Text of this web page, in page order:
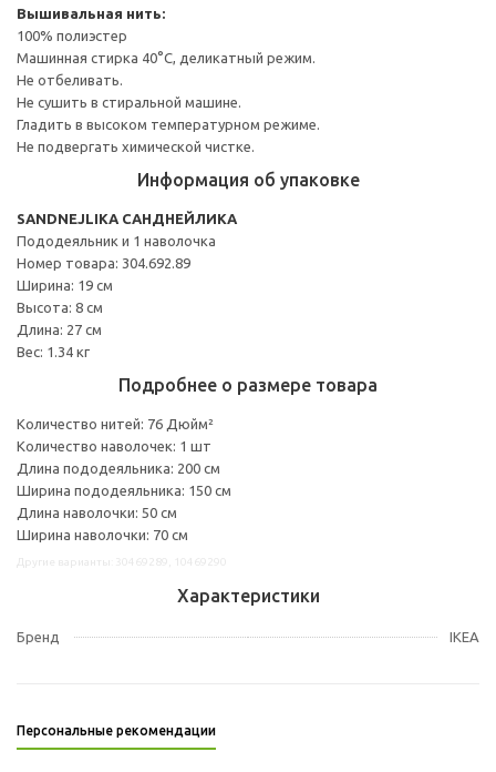
Вышивальная нить:
100% полиэстер
Машинная стирка 40°С, деликатный режим.
Не отбеливать.
Не сушить в стиральной машине.
Гладить в высоком температурном режиме.
Не подвергать химической чистке.
Информация об упаковке
SANDNEJLIKA САНДНЕЙЛИКА
Пододеяльник и 1 наволочка
Номер товара: 304.692.89
Ширина: 19 см
Высота: 8 см
Длина: 27 см
Вес: 1.34 кг
Подробнее о размере товара
Количество нитей: 76 Дюйм²
Количество наволочек: 1 шт
Длина пододеяльника: 200 см
Ширина пододеяльника: 150 см
Длина наволочки: 50 см
Ширина наволочки: 70 см
Характеристики
Бренд IKEA
Персональные рекомендации